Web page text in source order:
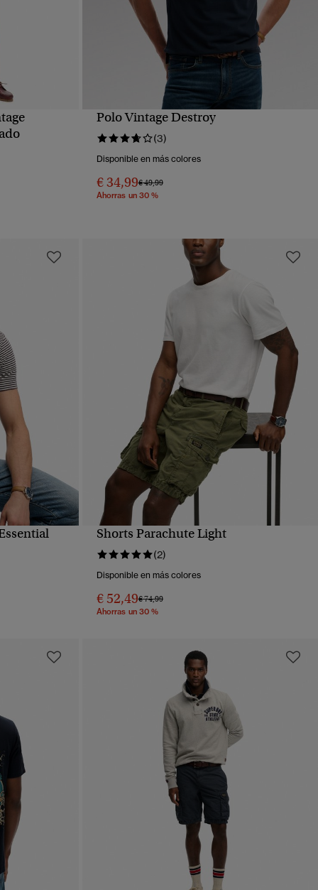
VISTA RÁPIDA
Polo Vintage Destroy
(3)
Disponible en más colores
€ 34,99Precio rebajado de
€ 49,99a
Ahorras un 30 %
VISTA RÁPIDA
Shorts Parachute Light
(2)
Disponible en más colores
€ 52,49Precio rebajado de
€ 74,99a
Ahorras un 30 %